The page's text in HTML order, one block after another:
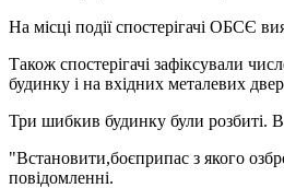
На місці події спостерігачі ОБСЄ
Також спостерігачі зафіксували
будинку і на вхідних металевих
Три шибкив будинку були розбиті.
"Встановити,боєприпас з якого
повідомленні.